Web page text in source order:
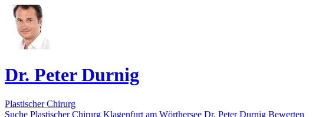
Dr. Peter Durnig
Plastischer Chirurg
Suche Plastischer Chirurg Klagenfurt am Wörthersee Dr. Peter Durnig Bewerten